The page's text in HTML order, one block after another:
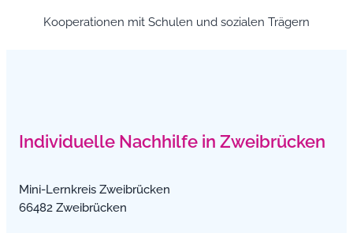
Kooperationen mit Schulen und sozialen Trägern
Individuelle Nachhilfe in Zweibrücken
Mini-Lernkreis Zweibrücken
66482 Zweibrücken